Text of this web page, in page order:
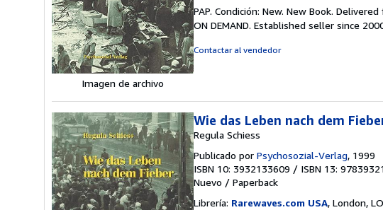
Imagen de archivo
vendedor:
5
PAP. Condición: New. New Book.
ON DEMAND. Established seller since
Contactar al vendedor
Wie das Leben nach dem
Regula Schiess
Publicado por Psychosozial-Verlag, 1999
ISBN 10: 3932133609 / ISBN 13:
Nuevo / Paperback
Librería: Rarewaves.com USA, London,